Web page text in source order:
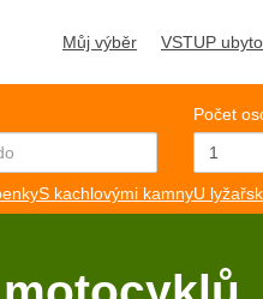
Můj výběr VSTUP
Počet
S kachlovými kamnyU